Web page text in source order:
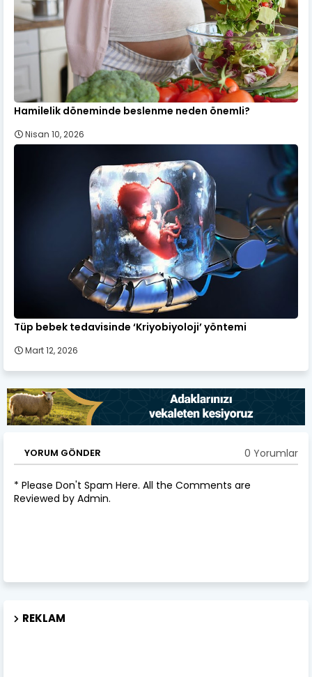
Hamilelik döneminde beslenme neden önemli?
Nisan 10, 2026
Tüp bebek tedavisinde ‘Kriyobiyoloji’ yöntemi
Mart 12, 2026
YORUM GÖNDER 0 Yorumlar
* Please Don't Spam Here. All the Comments are
Reviewed by Admin.
REKLAM